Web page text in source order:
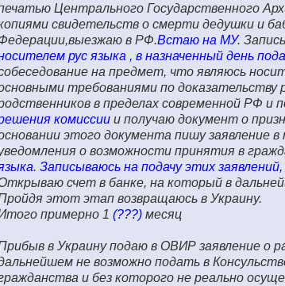
Центрального Государственного
свидетельств о смерти дедушки и
в РФ.Встаю на МУ.
рус языка , в назначенный день
на предмет, что являюсь
требованиями по
в пределах современной РФ и
комиссии и получаю документ о
этого документа пишу заявление
о возможности принятия в
. Записываюсь на подачу этих
счет в банке, на который в
этот этап возвращаюсь в Украину.
примерно 1 (???) месяц
в Украину подаю в ОВИР заявление о
не возможно подать в
и без которого не реально